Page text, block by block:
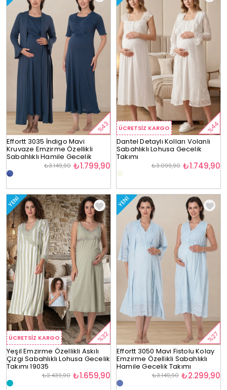
%43
Effortt 3035 İndigo Mavi
Kruvaze Emzirme Özellikli
Sabahlıklı Hamile Gecelik
₺1.799,90
₺3.149,90
ÜCRETSIZ KARGO %44
Dantel Detaylı Kolları Volanlı
Sabahlıklı Lohusa Gecelik
Takımı
₺1.749,90
₺3.099,90
ÜCRETSIZ KARGO
YENI
%32
Yeşil Emzirme Özellikli Askılı
Çizgi Sabahlıklı Lohusa Gecelik
Takımı 19035
₺1.659,90
₺2.439,90
YENI
%27
Effortt 3050 Mavi Fistolu Kolay
Emzirme Özellikli Sabahlıklı
Hamile Gecelik Takımı
₺2.299,90
₺3.149,90